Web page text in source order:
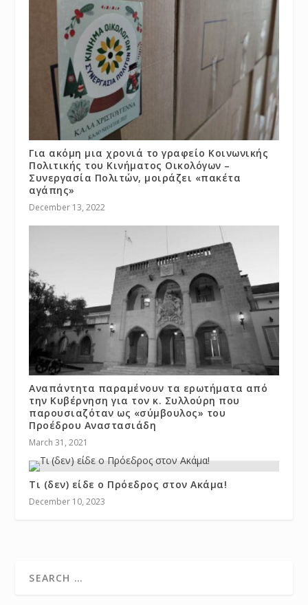
Για ακόμη μια χρονιά το γραφείο Κοινωνικής
Πολιτικής του Κινήματος Οικολόγων –
Συνεργασία Πολιτών, μοιράζει «πακέτα
αγάπης»
December 13, 2022
Αναπάντητα παραμένουν τα ερωτήματα από
την Κυβέρνηση για τον κ. Συλλούρη που
παρουσιαζόταν ως «σύμβουλος» του
Προέδρου Αναστασιάδη
March 31, 2021
Τι (δεν) είδε ο Πρόεδρος στον Ακάμα!
December 10, 2023